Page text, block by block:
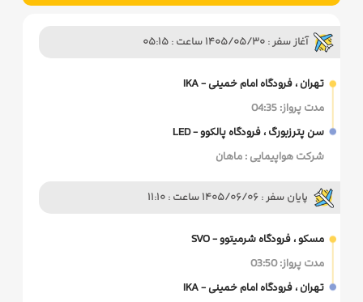
آغاز سفر : 1405/05/30 ساعت : 05:15
تهران ، فرودگاه امام خمینی - IKA
مدت پرواز: 04:35
سن‌ پترزبورگ ، فرودگاه پالکوو - LED
شرکت هواپیمایی : ماهان
پایان سفر : 1405/06/06 ساعت : 11:10
مسکو ، فرودگاه شرمیتوو - SVO
مدت پرواز: 03:50
تهران ، فرودگاه امام خمینی - IKA